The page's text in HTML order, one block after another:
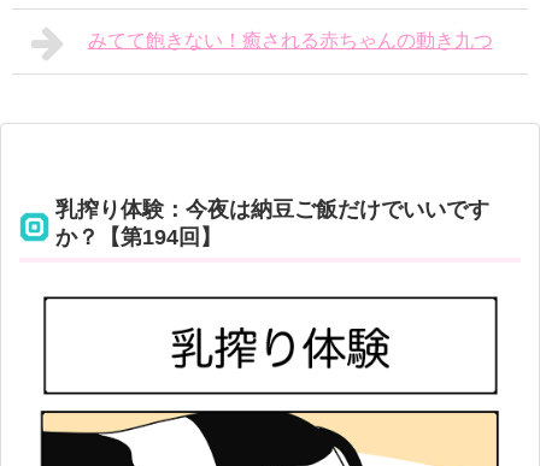
みてて飽きない！癒される赤ちゃんの動き九つ
乳搾り体験：今夜は納豆ご飯だけでいいです
か？【第194回】